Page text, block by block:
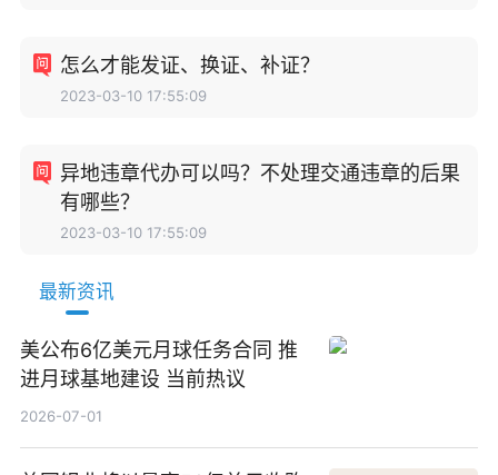
怎么才能发证、换证、补证？
2023-03-10 17:55:09
异地违章代办可以吗？不处理交通违章的后果
有哪些？
2023-03-10 17:55:09
最新资讯
美公布6亿美元月球任务合同 推
进月球基地建设 当前热议
2026-07-01